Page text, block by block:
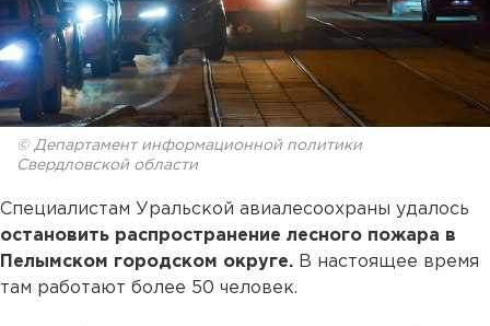
© Департамент информационной политики
Свердловской области
Специалистам Уральской авиалесоохраны удалось
остановить распространение лесного пожара в
Пелымском городском округе. В настоящее время
там работают более 50 человек.